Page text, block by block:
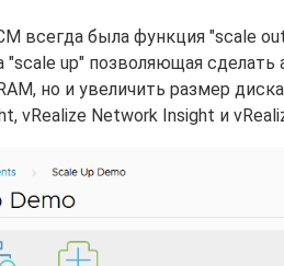
всегда была функция "scale
"scale up" позволяющая
но и увеличить размер
vRealize Network Insight и